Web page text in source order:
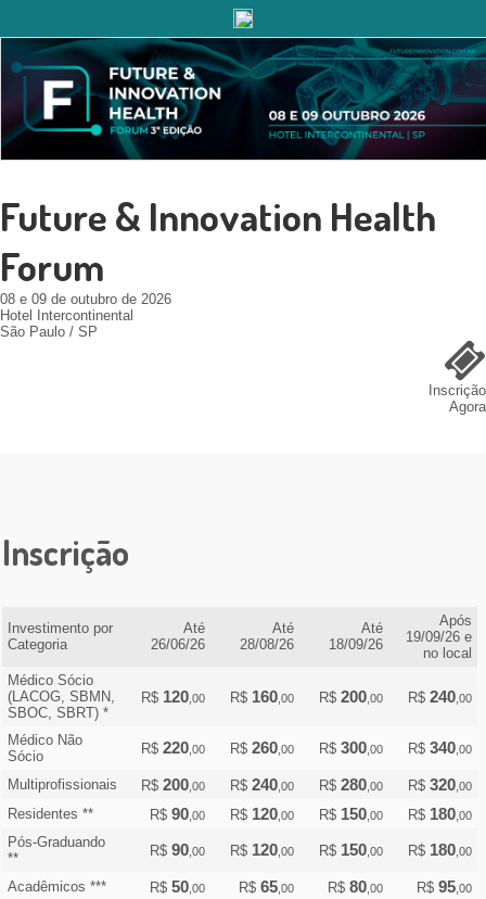
Future & Innovation Health
Forum
08 e 09 de outubro de 2026
Hotel Intercontinental
São Paulo / SP
Inscrição
Agora
Inscrição
Investimento por
Categoria
Até
26/06/26
Até
28/08/26
Até
18/09/26
Após
19/09/26 e
no local
Médico Sócio
(LACOG, SBMN,
SBOC, SBRT) *
R$ 120 ,00 R$ 160 ,00 R$ 200 ,00 R$ 240 ,00
Médico Não
Sócio
R$ 220 ,00 R$ 260 ,00 R$ 300 ,00 R$ 340 ,00
Multiprofissionais R$ 200 ,00 R$ 240 ,00 R$ 280 ,00 R$ 320 ,00
Residentes ** R$ 90 ,00 R$ 120 ,00 R$ 150 ,00 R$ 180 ,00
Pós-Graduando
**
R$ 90 ,00 R$ 120 ,00 R$ 150 ,00 R$ 180 ,00
Acadêmicos *** R$ 50 ,00 R$ 65 ,00 R$ 80 ,00 R$ 95 ,00